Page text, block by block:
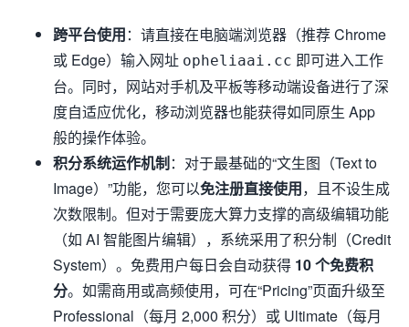
跨平台使用：请直接在电脑端浏览器（推荐 Chrome
或 Edge）输入网址 opheliaai.cc 即可进入工作
台。同时，网站对手机及平板等移动端设备进行了深
度自适应优化，移动浏览器也能获得如同原生 App
般的操作体验。
积分系统运作机制：对于最基础的“文生图（Text to
Image）”功能，您可以免注册直接使用，且不设生成
次数限制。但对于需要庞大算力支撑的高级编辑功能
（如 AI 智能图片编辑），系统采用了积分制（Credit
System）。免费用户每日会自动获得 10 个免费积
分。如需商用或高频使用，可在“Pricing”页面升级至
Professional（每月 2,000 积分）或 Ultimate（每月